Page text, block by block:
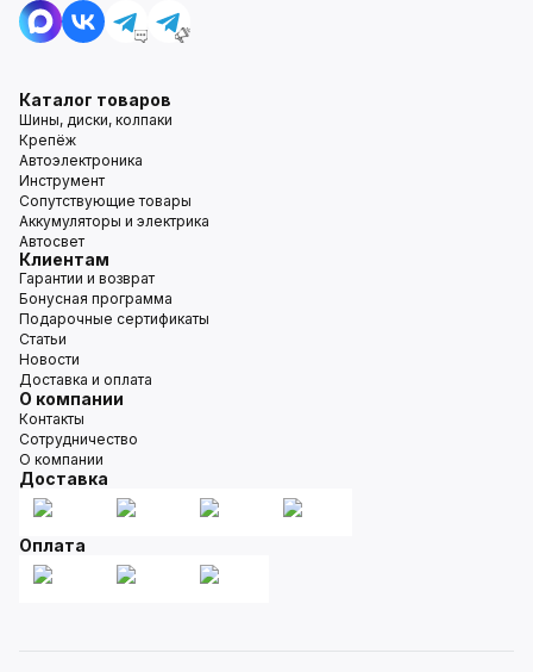
Каталог товаров
Шины, диски, колпаки
Крепёж
Автоэлектроника
Инструмент
Сопутствующие товары
Аккумуляторы и электрика
Автосвет
Клиентам
Гарантии и возврат
Бонусная программа
Подарочные сертификаты
Статьи
Новости
Доставка и оплата
О компании
Контакты
Сотрудничество
О компании
Доставка
Оплата